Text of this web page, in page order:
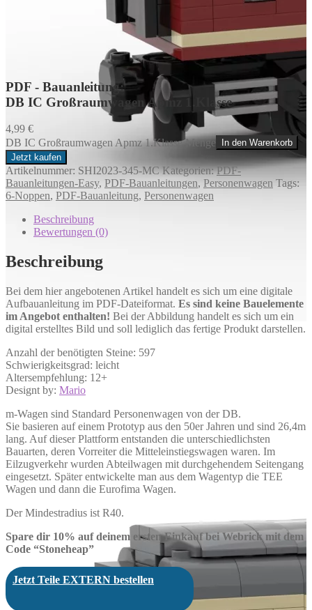
PDF - Bauanleitung:
DB IC Großraumwagen Apmz 1.Klasse
4,99 €
DB IC Großraumwagen Apmz 1.Klasse Menge
In den Warenkorb
Jetzt kaufen
Artikelnummer: SHI2023-345-MCKategorien: PDF-
Bauanleitungen-Easy, PDF-Bauanleitungen, Personenwagen Tags:
6-Noppen, PDF-Bauanleitung, Personenwagen
Beschreibung
Bewertungen (0)
Beschreibung
Bei dem hier angebotenen Artikel handelt es sich um eine digitale
Aufbauanleitung im PDF-Dateiformat. Es sind keine Bauelemente
im Angebot enthalten! Bei der Abbildung handelt es sich um ein
digital erstelltes Bild und soll lediglich das fertige Produkt darstellen.
Anzahl der benötigten Steine: 597
Schwierigkeitsgrad: leicht
Altersempfehlung: 12+
Designt by: Mario
m-Wagen sind Standard Personenwagen von der DB.
Sie basieren auf einem Prototyp aus den 50er Jahren und sind 26,4m
lang. Auf dieser Plattform entstanden die unterschiedlichsten
Bauarten, deren Vorreiter die Mitteleinstiegswagen waren. Im
Eilzugverkehr wurden Abteilwagen mit durchgehendem Seitengang
eingesetzt. Später entwickelte man aus dem Wagentyp die TEE
Wagen und dann die Eurofima Wagen.
Der Mindestradius ist R40.
Spare dir 10% auf deinem ersten Einkauf bei Webrick mit dem
Code “Stoneheap”
Jetzt Teile EXTERN bestellen